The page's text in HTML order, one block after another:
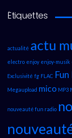
Étiquettes
actualité actu
electro enjoy enjoy-musik
Exclusivité fg FLAC
Megaupload mico MP3
nouveauté fun radio